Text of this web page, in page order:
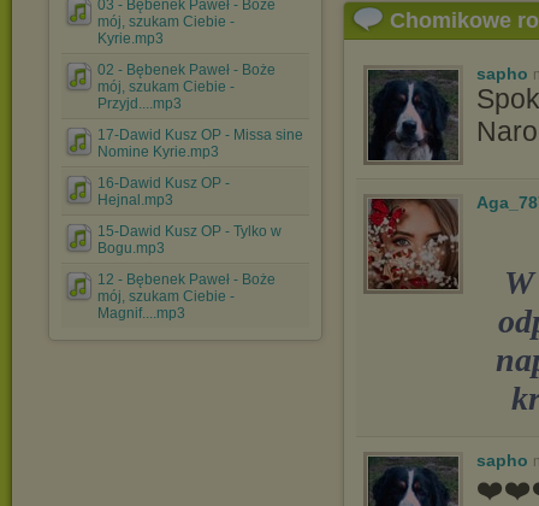
03 - Bębenek Paweł - Boże
mój, szukam Ciebie -
Kyrie.mp3
02 - Bębenek Paweł - Boże
mój, szukam Ciebie -
Przyjd....mp3
17-Dawid Kusz OP - Missa sine
Nomine Kyrie.mp3
16-Dawid Kusz OP -
Hejnal.mp3
15-Dawid Kusz OP - Tylko w
Bogu.mp3
12 - Bębenek Paweł - Boże
mój, szukam Ciebie -
Magnif....mp3
Chomikowe
sapho
sapho